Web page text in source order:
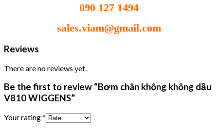
090 127 1494
sales.viam@gmail.com
Reviews
There are no reviews yet.
Be the first to review “Bơm chân không không dầu
V810 WIGGENS”
Your rating*